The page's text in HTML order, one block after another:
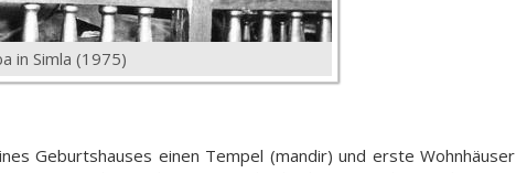
in Simla (1975)
Geburtshauses einen Tempel (mandir) und erste Wohnhäuser